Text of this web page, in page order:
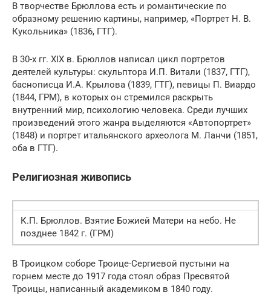
В творчестве Брюллова есть и романтические по
образному решению картины, например, «Портрет Н. В.
Кукольника» (1836, ГТГ).
В 30-х гг. XIX в. Брюллов написал цикл портретов
деятелей культуры: скульптора И.П. Витали (1837, ГТГ),
баснописца И.А. Крылова (1839, ГТГ), певицы П. Виардо
(1844, ГРМ), в которых он стремился раскрыть
внутренний мир, психологию человека. Среди лучших
произведений этого жанра выделяются «Автопортрет»
(1848) и портрет итальянского археолога М. Ланчи (1851,
оба в ГТГ).
Религиозная живопись
К.П. Брюллов. Взятие Божией Матери на небо. Не
позднее 1842 г. (ГРМ)
В Троицком соборе Троице-Сергиевой пустыни на
горнем месте до 1917 года стоял образ Пресвятой
Троицы, написанный академиком в 1840 году.